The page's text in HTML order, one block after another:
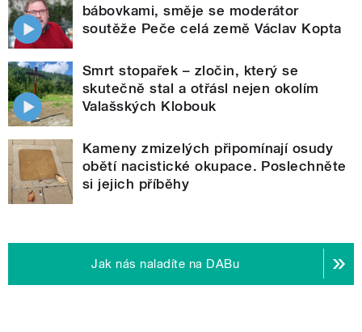
bábovkami, směje se moderátor
soutěže Peče celá země Václav Kopta
Smrt stopařek – zločin, který se
skutečně stal a otřásl nejen okolím
Valašských Klobouk
Kameny zmizelých připomínají osudy
obětí nacistické okupace. Poslechněte
si jejich příběhy
Jak nás naladíte na DABu